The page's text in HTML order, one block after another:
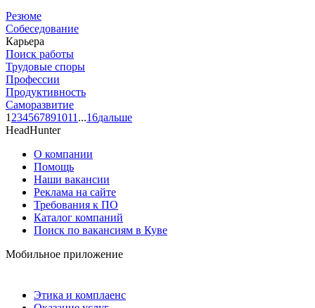
Резюме
Собеседование
Карьера
Поиск работы
Трудовые споры
Профессии
Продуктивность
Саморазвитие
1 234567891011 ...16дальше
HeadHunter
О компании
Помощь
Наши вакансии
Реклама на сайте
Требования к ПО
Каталог компаний
Поиск по вакансиям в Куве
Мобильное приложение
Этика и комплаенс